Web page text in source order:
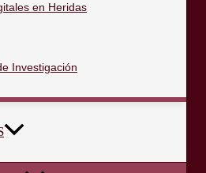
en Heridas
Investigación